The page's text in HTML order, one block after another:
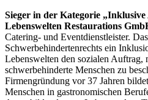
Sieger in der Kategorie
Lebenswelten Restaurations
Catering- und Eventdienstleister.
Schwerbehindertenrechts ein
Lebenswelten den sozialen Auftrag,
schwerbehinderte Menschen zu
Firmengründung vor 37 Jahren
Menschen in gastronomischen